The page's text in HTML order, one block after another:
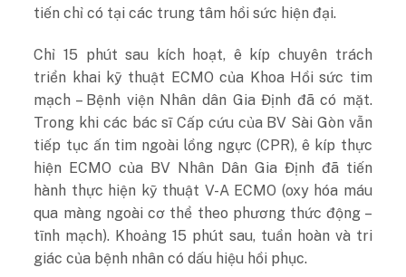
tiến chỉ có tại các trung tâm hồi sức hiện đại.
Chỉ 15 phút sau kích hoạt, ê kíp chuyên trách
triển khai kỹ thuật ECMO của Khoa Hồi sức tim
mạch – Bệnh viện Nhân dân Gia Định đã có mặt.
Trong khi các bác sĩ Cấp cứu của BV Sài Gòn vẫn
tiếp tục ấn tim ngoài lồng ngực (CPR), ê kíp thực
hiện ECMO của BV Nhân Dân Gia Định đã tiến
hành thực hiện kỹ thuật V-A ECMO (oxy hóa máu
qua màng ngoài cơ thể theo phương thức động –
tĩnh mạch). Khoảng 15 phút sau, tuần hoàn và tri
giác của bệnh nhân có dấu hiệu hồi phục.